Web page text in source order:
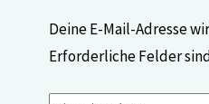
Deine E-Mail-Adresse
Erforderliche Felder